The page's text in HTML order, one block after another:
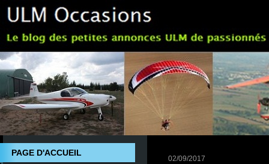
PAGE D'ACCUEIL
02/09/2017